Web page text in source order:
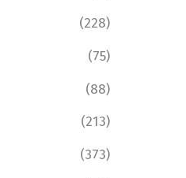
(228)
(75)
(88)
(213)
(373)